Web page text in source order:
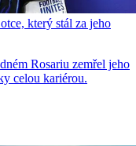
který stál za jeho
Rosariu zemřel jeho
celou kariérou.